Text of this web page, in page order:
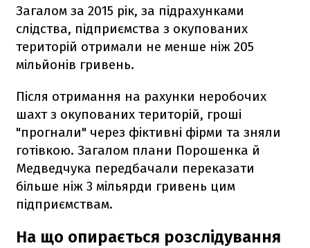
Загалом за 2015 рік, за підрахунками
слідства, підприємства з окупованих
територій отримали не менше ніж 205
мільйонів гривень.
Після отримання на рахунки неробочих
шахт з окупованих територій, гроші
"прогнали" через фіктивні фірми та зняли
готівкою. Загалом плани Порошенка й
Медведчука передбачали переказати
більше ніж 3 мільярди гривень цим
підприємствам.
На що опирається розслідування